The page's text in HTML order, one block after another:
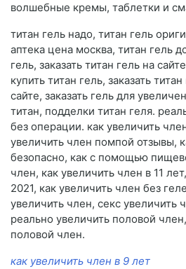
волшебные кремы, таблетки и
титан гель надо, титан гель
аптека цена москва, титан гель
гель, заказать титан гель на
купить титан гель, заказать
сайте, заказать гель для
титан, подделки титан геля.
без операции. как увеличить
увеличить член помпой отзывы,
безопасно, как с помощью
член, как увеличить член в 11
2021, как увеличить член без
увеличить член, секс увеличить
реально увеличить половой
половой член.
как увеличить член в 9 лет